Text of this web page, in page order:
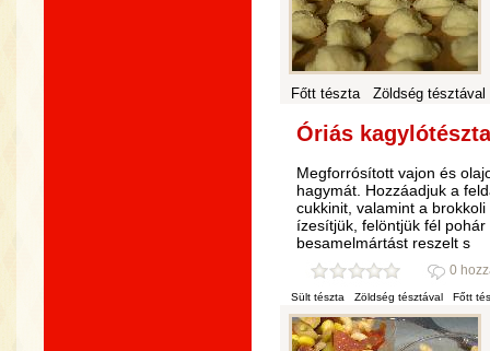
Főtt tészta Zöldség tésztával
Óriás
Megforrósított vajon és
hagymát. Hozzáadjuk a
cukkinit, valamint a
ízesítjük, felöntjük fél
besamelmártást reszelt s
0
Sült tészta Zöldség tésztával Főtt